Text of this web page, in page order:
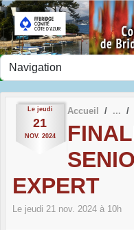
Le jeudi
21
NOV. 2024
Accueil
EXPERT
Le jeudi 21 nov. 2024 à 10h
Panneau de gestion des